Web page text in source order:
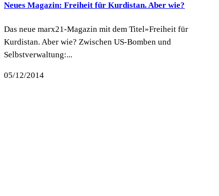
Neues Magazin: Freiheit für Kurdistan. Aber wie?
Das neue marx21-Magazin mit dem Titel»Freiheit für
Kurdistan. Aber wie? Zwischen US-Bomben und
Selbstverwaltung:...
05/12/2014